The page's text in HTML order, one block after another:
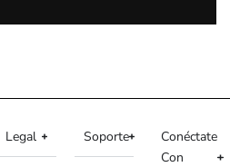
Legal Soporte
Conéctate
Con